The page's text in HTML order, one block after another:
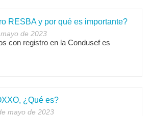
RESBA y por qué es importante?
de 2023
con registro en la Condusef es
¿Qué es?
mayo de 2023